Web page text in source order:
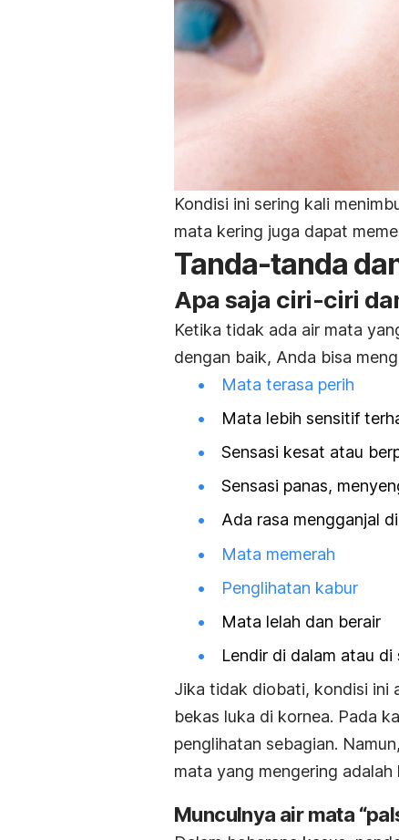
Kondisi ini sering kali
mata kering juga dapat
Tanda-tanda
Apa saja ciri-ciri
Ketika tidak ada air mata
dengan baik, Anda bisa
Mata terasa perih
Mata lebih sensitif
Sensasi kesat atau
Sensasi panas,
Ada rasa mengganjal
Mata memerah
Penglihatan kabur
Mata lelah dan berair
Lendir di dalam atau di
Jika tidak diobati, kondisi ini
bekas luka di kornea. Pada
penglihatan sebagian.
mata yang mengering
Munculnya air mata